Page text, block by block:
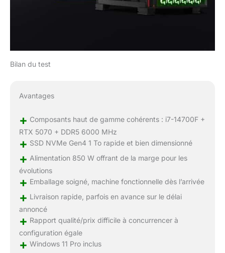
Bilan du test
Avantages
+ Composants haut de gamme cohérents : i7-14700F +
RTX 5070 + DDR5 6000 MHz
+ SSD NVMe Gen4 1 To rapide et bien dimensionné
+ Alimentation 850 W offrant de la marge pour les
évolutions
+ Emballage soigné, machine fonctionnelle dès l’arrivée
+ Livraison rapide, parfois en avance sur le délai
annoncé
+ Rapport qualité/prix difficile à concurrencer à
configuration égale
+ Windows 11 Pro inclus